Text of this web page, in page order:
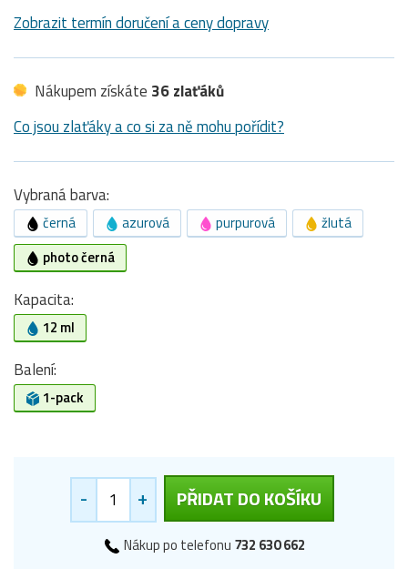
Zobrazit termín doručení a ceny dopravy
Nákupem získáte 36 zlaťáků
Co jsou zlaťáky a co si za ně mohu pořídit?
Vybraná barva:
černá azurová purpurová
žlutá
photo černá
Kapacita:
12 ml
Balení:
1-pack
- + PŘIDAT DO KOŠÍKU
Nákup po telefonu 732 630 662